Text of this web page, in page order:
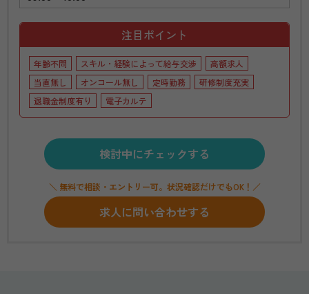
注目ポイント
年齢不問 スキル・経験によって給与交渉
高額求人
当直無し
オンコール無し 定時勤務
研修制度充実
退職金制度有り
電子カルテ
検討中にチェックする
＼ 無料で相談・エントリー可。状況確認だけでもOK！／
求人に問い合わせする